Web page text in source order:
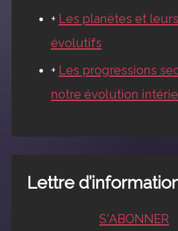
+ Les planètes et
évolutifs
+ Les progressions
notre évolution
Lettre
S'ABONNER